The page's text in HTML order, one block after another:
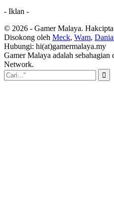
- Iklan -
© 2026 - Gamer Malaya. Hakcipta
Disokong oleh Meck, Wam,
Hubungi: hi(at)gamermalaya.my
Gamer Malaya adalah
Network.